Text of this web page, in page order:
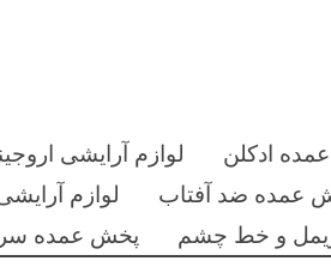
ادکلن لوازم آرایشی
عمده ضد آفتاب لوازم
و خط چشم پخش عمده